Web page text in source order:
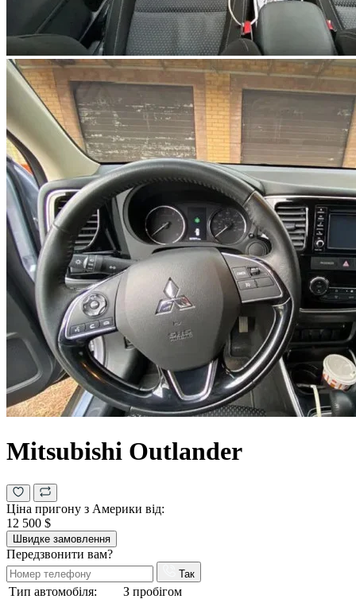
Mitsubishi Outlander
Ціна пригону з Америки від:
12 500 $
Швидке замовлення
Передзвонити вам?
Так
Тип автомобіля:
З пробігом